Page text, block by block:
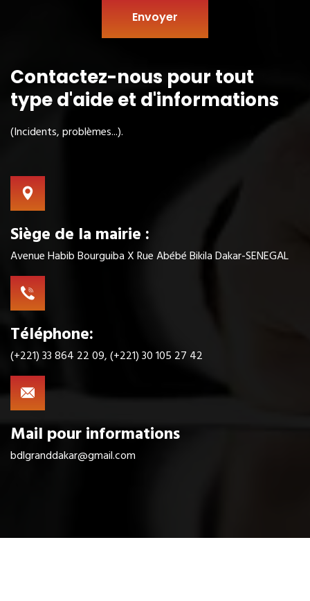
Envoyer
Contactez-nous pour tout
typed'aide et d'informations
(Incidents, problèmes...).
Siège de la mairie :
Avenue Habib Bourguiba X Rue Abébé Bikila Dakar-SENEGAL
Téléphone:
(+221) 33 864 22 09, (+221) 30 105 27 42
Mail pour informations
bdlgranddakar@gmail.com